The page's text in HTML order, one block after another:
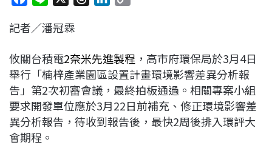
c
b
o
o
k
n
a
d
s
e
d
n
L
i
n
k
記者／潘冠霖
攸關台積電2奈米先進製程 ，高市府環保局於3月4日
舉行「楠梓產業園區設置計畫環境影響差異分析報
告」第2次初審會議，最終拍板通過。相關專案小組
要求開發單位應於3月22日前補充、修正環境影響差
異分析報告，待收到報告後，最快2周後排入環評大
會期程。